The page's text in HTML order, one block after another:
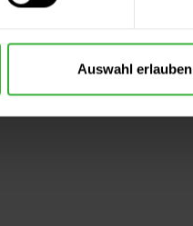
Auswahl erlauben